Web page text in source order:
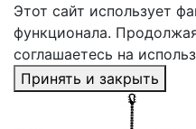
Этот сайт использует
функционала.
соглашаетесь на
Принять и закрыть